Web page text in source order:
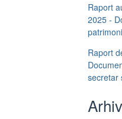
Raport
2025 -
Raport
secretar